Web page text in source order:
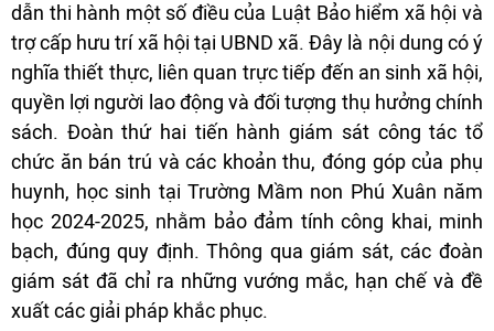
dẫn thi hành một số điều của Luật Bảo hiểm xã hội và
trợ cấp hưu trí xã hội tại UBND xã. Đây là nội dung có ý
nghĩa thiết thực, liên quan trực tiếp đến an sinh xã hội,
quyền lợi người lao động và đối tượng thụ hưởng chính
sách. Đoàn thứ hai tiến hành giám sát công tác tổ
chức ăn bán trú và các khoản thu, đóng góp của phụ
huynh, học sinh tại Trường Mầm non Phú Xuân năm
học 2024-2025, nhằm bảo đảm tính công khai, minh
bạch, đúng quy định. Thông qua giám sát, các đoàn
giám sát đã chỉ ra những vướng mắc, hạn chế và đề
xuất các giải pháp khắc phục.